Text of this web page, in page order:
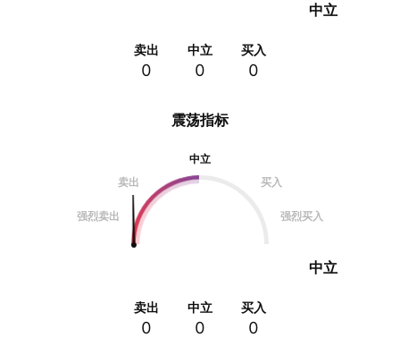
震荡指标
中立
卖出
买入
强烈卖出 强烈买入
中立
卖出
0
中立
0
买入
0
中立
卖出
0
中立
0
买入
0